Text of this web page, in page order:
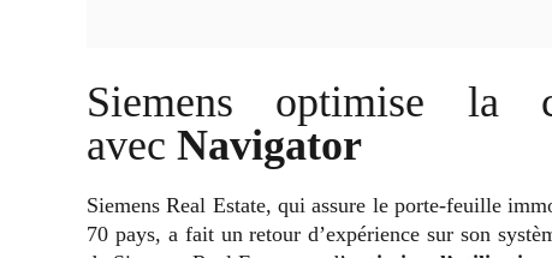
Siemens optimise la
avec Navigator
Siemens Real Estate, qui assure le porte-feuille
70 pays, a fait un retour d’expérience sur son